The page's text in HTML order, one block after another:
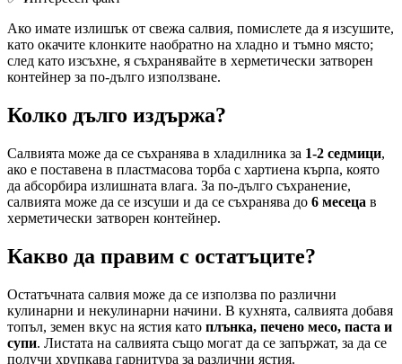
Ако имате излишък от свежа салвия, помислете да я изсушите,
като окачите клонките наобратно на хладно и тъмно място;
след като изсъхне, я съхранявайте в херметически затворен
контейнер за по-дълго използване.
Колко дълго издържа?
Салвията може да се съхранява в хладилника за 1-2 седмици,
ако е поставена в пластмасова торба с хартиена кърпа, която
да абсорбира излишната влага. За по-дълго съхранение,
салвията може да се изсуши и да се съхранява до 6 месеца в
херметически затворен контейнер.
Какво да правим с остатъците?
Остатъчната салвия може да се използва по различни
кулинарни и некулинарни начини. В кухнята, салвията добавя
топъл, земен вкус на ястия като плънка, печено месо, паста и
супи. Листата на салвията също могат да се запържат, за да се
получи хрупкава гарнитура за различни ястия.